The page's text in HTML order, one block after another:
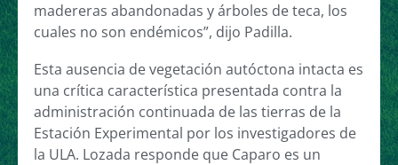
madereras abandonadas y árboles de teca, los
cuales no son endémicos”, dijo Padilla.
Esta ausencia de vegetación autóctona intacta es
una crítica característica presentada contra la
administración continuada de las tierras de la
Estación Experimental por los investigadores de
la ULA. Lozada responde que Caparo es un